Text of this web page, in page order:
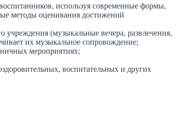
используя современные формы,
методы оценивания достижений
учреждения (музыкальные вечера, развлечения,
их музыкальное сопровождение;
мероприятиях;
воспитательных и других